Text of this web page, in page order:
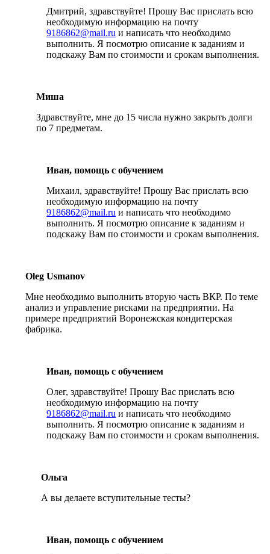
Дмитрий, здравствуйте! Прошу Вас прислать всю
необходимую информацию на почту
9186862@mail.ru и написать что необходимо
выполнить. Я посмотрю описание к заданиям и
подскажу Вам по стоимости и срокам выполнения.
Миша
Здравствуйте, мне до 15 числа нужно закрыть долги
по 7 предметам.
Иван, помощь с обучением
Михаил, здравствуйте! Прошу Вас прислать всю
необходимую информацию на почту
9186862@mail.ru и написать что необходимо
выполнить. Я посмотрю описание к заданиям и
подскажу Вам по стоимости и срокам выполнения.
Oleg Usmanov
Мне необходимо выполнить вторую часть ВКР. По теме
анализ и управление рисками на предприятии. На
примере предприятий Воронежская кондитерская
фабрика.
Иван, помощь с обучением
Олег, здравствуйте! Прошу Вас прислать всю
необходимую информацию на почту
9186862@mail.ru и написать что необходимо
выполнить. Я посмотрю описание к заданиям и
подскажу Вам по стоимости и срокам выполнения.
Ольга
А вы делаете вступительные тесты?
Иван, помощь с обучением